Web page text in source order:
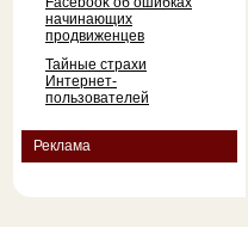
начинающих
продвиженцев
Тайные страхи
Интернет-
пользователей
Реклама